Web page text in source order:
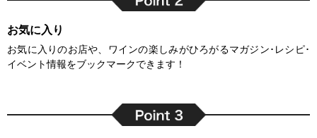
お気に入り
お気に入りのお店や、ワインの楽しみがひろがるマガジン･レシピ･
イベント情報をブックマークできます！